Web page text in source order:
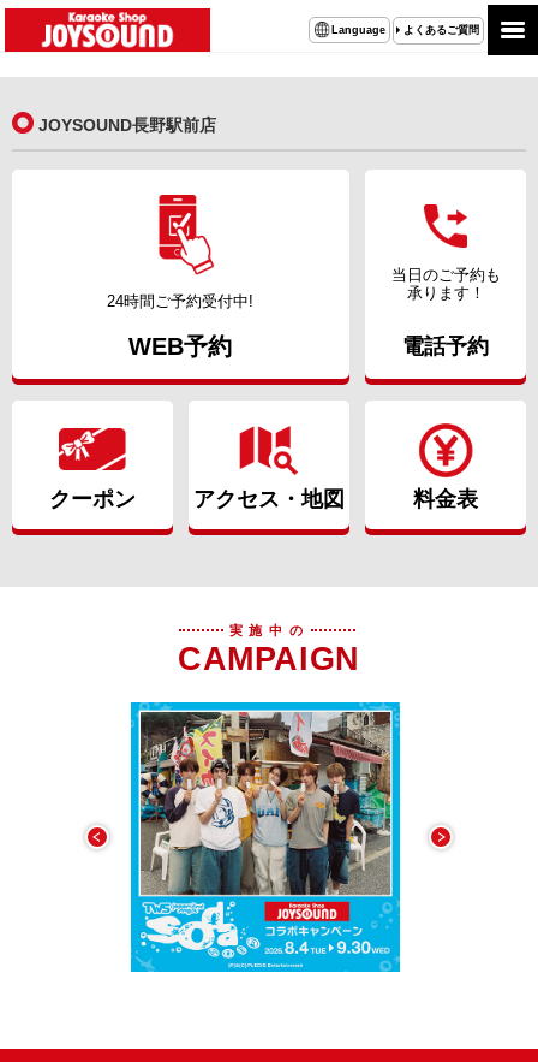
Language よくあるご質問
JOYSOUND長野駅前店
24時間ご予約受付中!
WEB予約
当日のご予約も
承ります！
電話予約
クーポン アクセス・地図 料金表
実施中の
CAMPAIGN